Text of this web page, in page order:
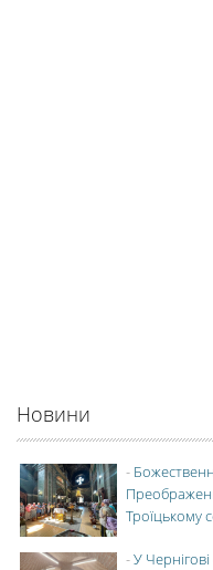
Новини
-
Троїцькому
-У